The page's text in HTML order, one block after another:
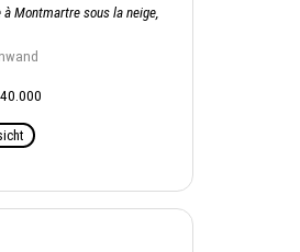
à Montmartre sous la neige,